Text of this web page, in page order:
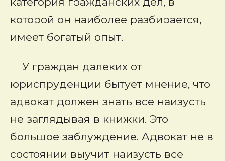
которой он наиболее разбирается,
имеет богатый опыт.
У граждан далеких от
юриспруденции бытует мнение, что
адвокат должен знать все наизусть
не заглядывая в книжки. Это
большое заблуждение. Адвокат не в
состоянии выучит наизусть все